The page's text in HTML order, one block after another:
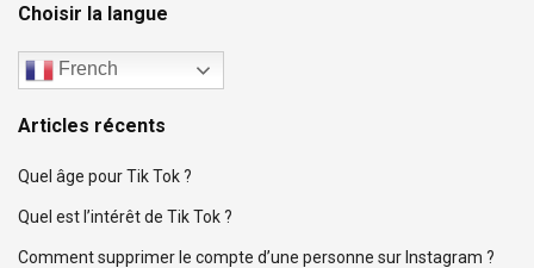
Choisir la langue
French
Articles récents
Quel âge pour Tik Tok ?
Quel est l’intérêt de Tik Tok ?
Comment supprimer le compte d’une personne sur Instagram ?